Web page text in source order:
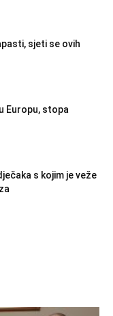
sjeti se ovih
Europu, stopa
s kojim je veže